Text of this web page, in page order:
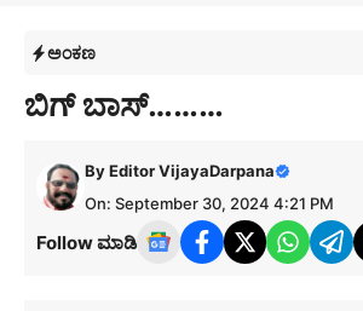
ಅಂಕಣ
ಬಿಗ್ ಬಾಸ್………
ByEditor VijayaDarpana
On: September 30, 2024 4:21 PM
Follow ಮಾಡಿ